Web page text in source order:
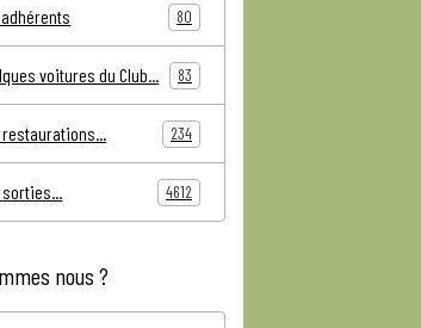
80
voitures du Club... 83
restaurations... 234
sorties... 4612
nous ?